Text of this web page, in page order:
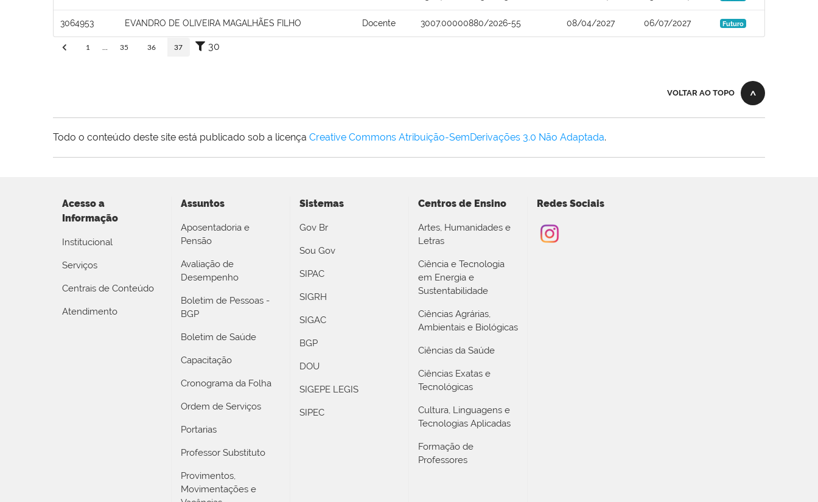
3064953 EVANDRO DE OLIVEIRA MAGALHÃES FILHO Docente 3007.00000880/2026-55 08/04/2027 06/07/2027 Futuro
1 35 36 37 30
VOLTAR AO TOPO
Todo o conteúdo deste site está publicado sob a licença Creative Commons Atribuição-SemDerivações 3.0 Não Adaptada.
Acesso a
Informação
Institucional
Serviços
Centrais de Conteúdo
Atendimento
Assuntos
Aposentadoria e
Pensão
Avaliação de
Desempenho
Boletim de Pessoas -
BGP
Boletim de Saúde
Capacitação
Cronograma da Folha
Ordem de Serviços
Portarias
Professor Substituto
Provimentos,
Movimentações e
Sistemas
Gov Br
Sou Gov
SIPAC
SIGRH
SIGAC
BGP
DOU
SIGEPE LEGIS
SIPEC
Centros de Ensino
Artes, Humanidades e
Letras
Ciência e Tecnologia
em Energia e
Sustentabilidade
Ciências Agrárias,
Ambientais e Biológicas
Ciências da Saúde
Ciências Exatas e
Tecnológicas
Cultura, Linguagens e
Tecnologias Aplicadas
Formação de
Professores
Redes Sociais